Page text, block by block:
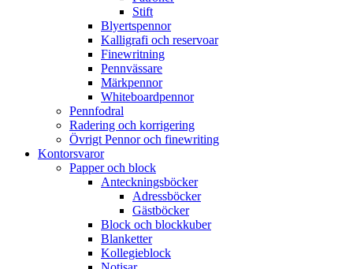
Stift
Blyertspennor
Kalligrafi och reservoar
Finewritning
Pennvässare
Märkpennor
Whiteboardpennor
Pennfodral
Radering och korrigering
Övrigt Pennor och finewriting
Kontorsvaror
Papper och block
Anteckningsböcker
Adressböcker
Gästböcker
Block och blockkuber
Blanketter
Kollegieblock